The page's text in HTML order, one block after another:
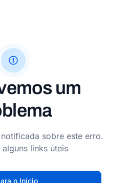
um
sobre este erro.
links úteis
o Início